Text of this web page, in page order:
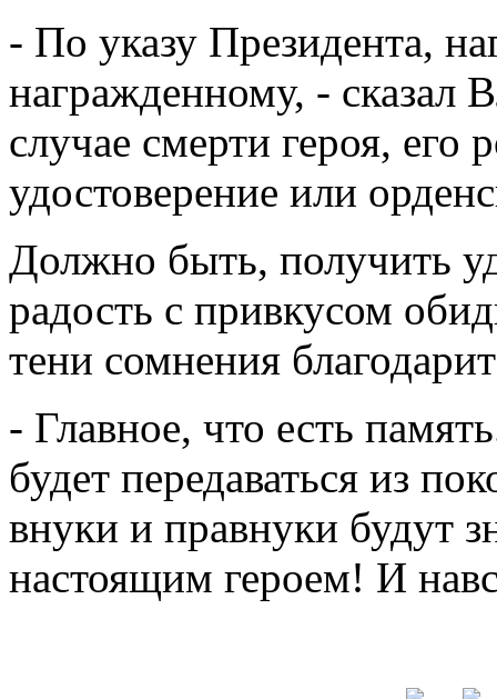
- По указу Президента,
награжденному, - сказал
случае смерти героя, его
удостоверение или
Должно быть, получить
радость с привкусом
тени сомнения
- Главное, что есть
будет передаваться из
внуки и правнуки будут
настоящим героем! И